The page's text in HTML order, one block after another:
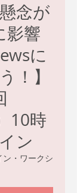
念が
影響
に
！】
10時
ン
ン・ワークシ